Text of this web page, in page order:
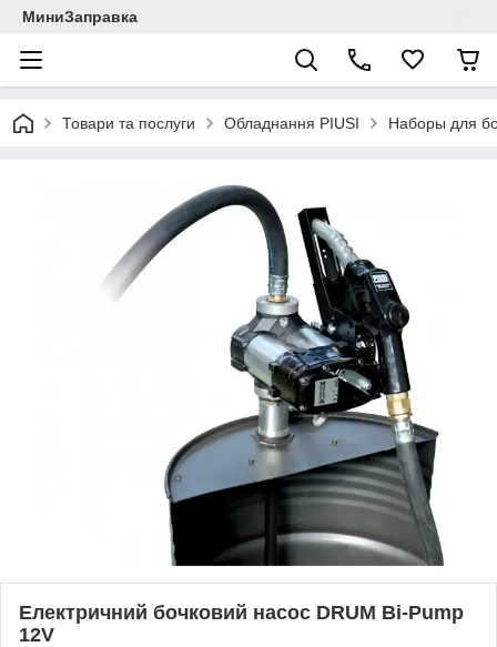
МиниЗаправка
Товари та послуги Обладнання PIUSI Наборы для
Електричний бочковий насос DRUM Bi-Pump
12V